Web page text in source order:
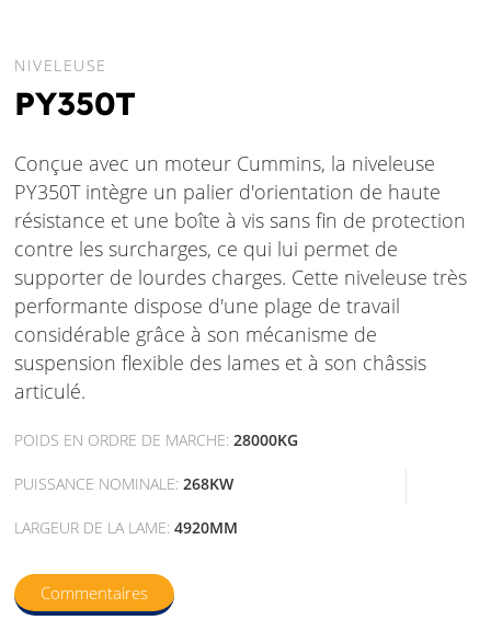
NIVELEUSE
PY350T
Conçue avec un moteur Cummins, la niveleuse
PY350T intègre un palier d'orientation de haute
résistance et une boîte à vis sans fin de protection
contre les surcharges, ce qui lui permet de
supporter de lourdes charges. Cette niveleuse très
performante dispose d'une plage de travail
considérable grâce à son mécanisme de
suspension flexible des lames et à son châssis
articulé.
POIDS EN ORDRE DE MARCHE:28000KG
PUISSANCE NOMINALE:268KW
LARGEUR DE LA LAME:4920MM
Commentaires